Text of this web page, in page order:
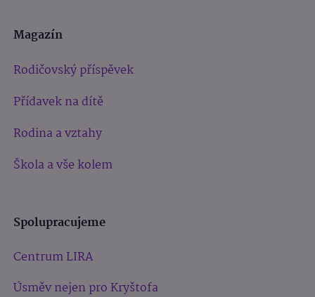
Magazín
Rodičovský příspěvek
Přídavek na dítě
Rodina a vztahy
Škola a vše kolem
Spolupracujeme
Centrum LIRA
Úsměv nejen pro Kryštofa